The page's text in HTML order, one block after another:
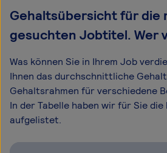
Gehaltsübersicht für die
gesuchten Jobtitel. Wer
Was können Sie in Ihrem Job
Ihnen das durchschnittliche
Gehaltsrahmen für verschiedene
In der Tabelle haben wir für Sie
aufgelistet.